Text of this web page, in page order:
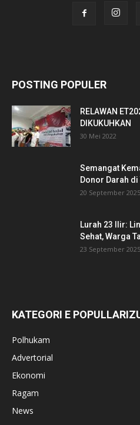
POSTING POPULER
RELAWAN
DIKUKUHKAN
30 Mei 2022
Semangat
Donor Darah di
20 September 2025
Lurah 23 Ilir:
Sehat, Warga
23 September 2025
KATEGORI E
Polhukam
Advertorial
Ekonomi
Ragam
News